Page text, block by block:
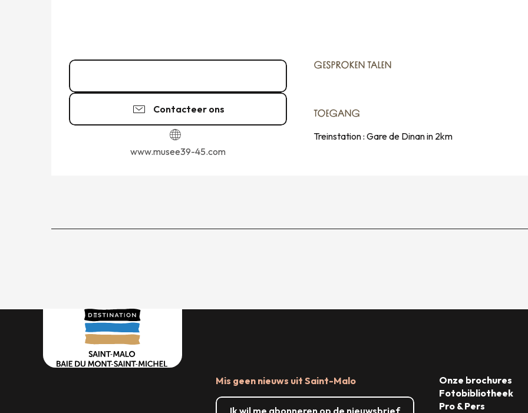
Contacteer ons
www.musee39-45.com
GESPROKEN TALEN
GESPROKEN TALEN
TOEGANG
TOEGANG
Treinstation : Gare de Dinan in 2km
Mis geen nieuws uit Saint-Malo
Onze brochures
Fotobibliotheek
Pro & Pers